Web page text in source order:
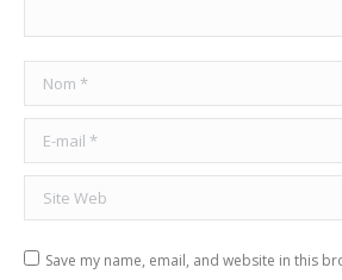
Nom *
E-mail *
Site Web
Save my name, email, and website in this